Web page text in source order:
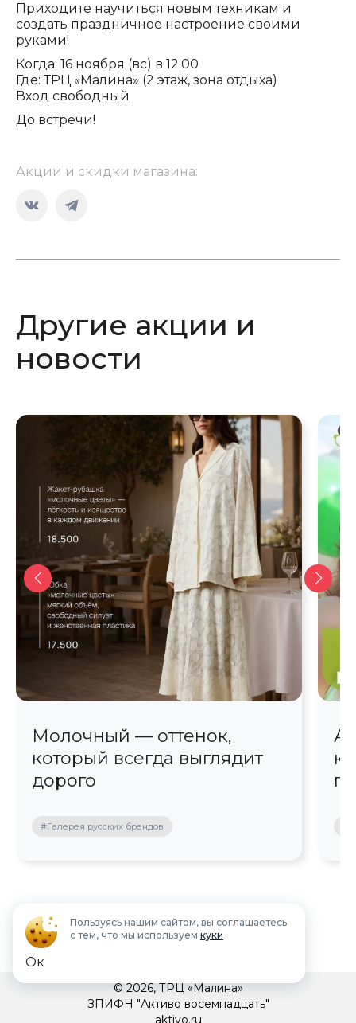
Приходите научиться новым техникам и
создать праздничное настроение своими
руками!
Когда: 16 ноября (вс) в 12:00
Где: ТРЦ «Малина» (2 этаж, зона отдыха)
Вход свободный
До встречи!
Акции и скидки магазина:
Страница
открывается
окне
Страница
открывается
окне
Другие акции и
новости
Молочный — оттенок,
который всегда выглядит
дорого
#Галерея русских брендов
© 2026, ТРЦ «Малина»
ЗПИФН "Активо восемнадцать"
aktivo.ru
Пользуясь нашим сайтом, вы соглашаетесь
с тем, что мы используем куки
Ок